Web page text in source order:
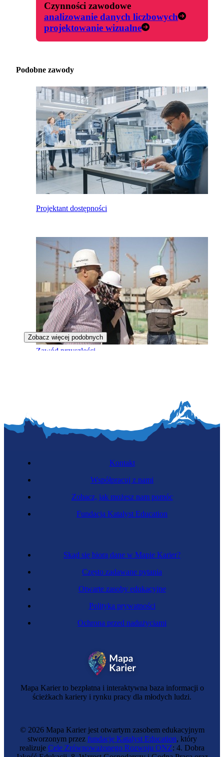
Czynności zawodowe
analizowanie danych liczbowych
projektowanie wizualne
Podobne zawody
Projektant dostępności
Zawód przyszłości
Architekt wnętrz
Zawód regulowany
Inżynier budownictwa kolejowego
Zobacz więcej podobnych
Mapa Karier to bezpłatna i interaktywna baza informacji o
ścieżkach kariery i rynku pracy dla młodych ludzi.
Skąd się biorą dane w Mapie Karier?
Często zadawane pytania
Otwarte zasoby edukacyjne
Polityka prywatności
Ochrona przed nadużyciami
Kontakt
Współpracuj z nami
Zobacz, jak możesz nam pomóc
Fundacja Katalyst Education
© 2026 Mapa Karier jest otwartym zasobem edukacyjnym
stworzonym przez fundację Katalyst Education, który
realizuje Cele Zrównoważonego Rozwoju ONZ: 4. Dobra